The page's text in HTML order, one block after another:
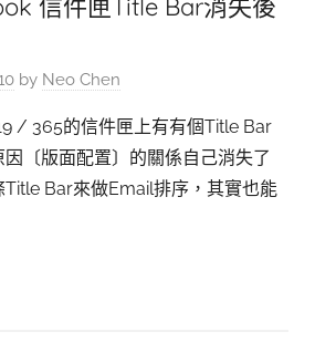
信件匣Title Bar消失後
by Neo Chen
/ 365的信件匣上有有個Title Bar
〔版面配置〕的關係自己消失了
Title Bar來做Email排序，其實也能